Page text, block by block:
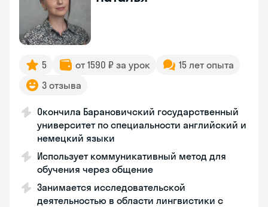
5 от 1590 ₽ за урок
15 лет опыта
3 отзыва
Окончила Барановичский государственный
университет по специальности английский и
немецкий языки
Использует коммуникативный метод для
обучения через общение
Занимается исследовательской
деятельностью в области лингвистики с